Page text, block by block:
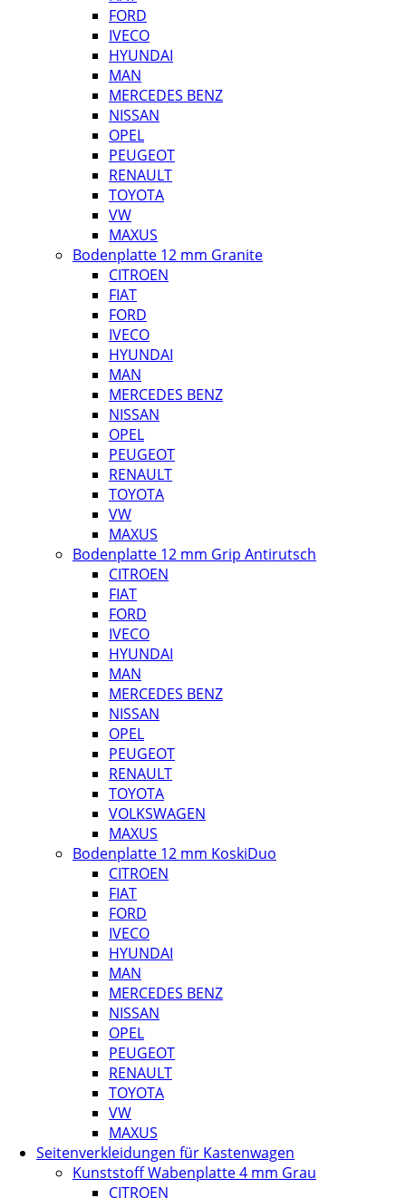
FORD
IVECO
HYUNDAI
MAN
MERCEDES BENZ
NISSAN
OPEL
PEUGEOT
RENAULT
TOYOTA
VW
MAXUS
Bodenplatte 12 mm Granite
CITROEN
FIAT
FORD
IVECO
HYUNDAI
MAN
MERCEDES BENZ
NISSAN
OPEL
PEUGEOT
RENAULT
TOYOTA
VW
MAXUS
Bodenplatte 12 mm Grip Antirutsch
CITROEN
FIAT
FORD
IVECO
HYUNDAI
MAN
MERCEDES BENZ
NISSAN
OPEL
PEUGEOT
RENAULT
TOYOTA
VOLKSWAGEN
MAXUS
Bodenplatte 12 mm KoskiDuo
CITROEN
FIAT
FORD
IVECO
HYUNDAI
MAN
MERCEDES BENZ
NISSAN
OPEL
PEUGEOT
RENAULT
TOYOTA
VW
MAXUS
Seitenverkleidungen für Kastenwagen
Kunststoff Wabenplatte 4 mm Grau
CITROEN